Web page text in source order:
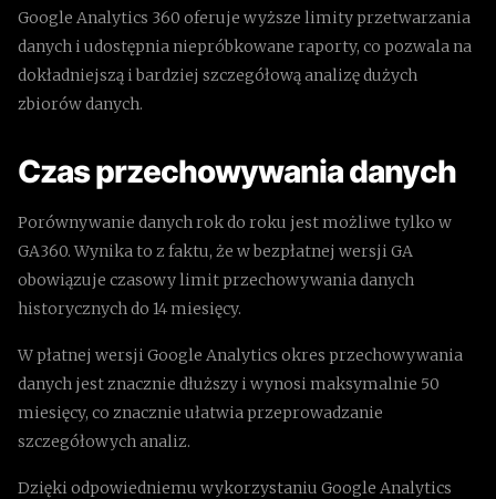
Google Analytics 360 oferuje wyższe limity przetwarzania
danych i udostępnia niepróbkowane raporty, co pozwala na
dokładniejszą i bardziej szczegółową analizę dużych
zbiorów danych.
Czas przechowywania danych
Porównywanie danych rok do roku jest możliwe tylko w
GA360. Wynika to z faktu, że w bezpłatnej wersji GA
obowiązuje czasowy limit przechowywania danych
historycznych do 14 miesięcy.
W płatnej wersji Google Analytics okres przechowywania
danych jest znacznie dłuższy i wynosi maksymalnie 50
miesięcy, co znacznie ułatwia przeprowadzanie
szczegółowych analiz.
Dzięki odpowiedniemu wykorzystaniu Google Analytics